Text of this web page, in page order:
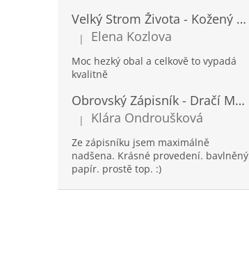
Velký Strom Života - Kožený Zápisník se Šňůrkou a Kamínkem - 20x16x2cm - 160 Stran
Hodnocení produktu je 5 z 5 hvězdiček.
| Elena Kozlova
Moc hezký obal a celkově to vypadá
kvalitně
Obrovský Zápisník - Dračí Mandala s Chakra Kameny - 100 Stran - 25x34cm
Hodnocení produktu je 5 z 5 hvězdiček.
| Klára Ondroušková
Ze zápisníku jsem maximálně
nadšena. Krásné provedení. bavlněný
papír. prostě top. :)